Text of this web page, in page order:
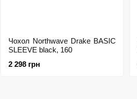
Чохол Northwave Drake BASIC
SLEEVE black, 160
2 298 грн